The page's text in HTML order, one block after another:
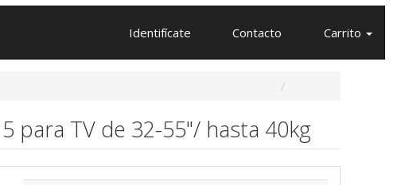
Identifícate Contacto Carrito
para TV de 32-55"/ hasta 40kg